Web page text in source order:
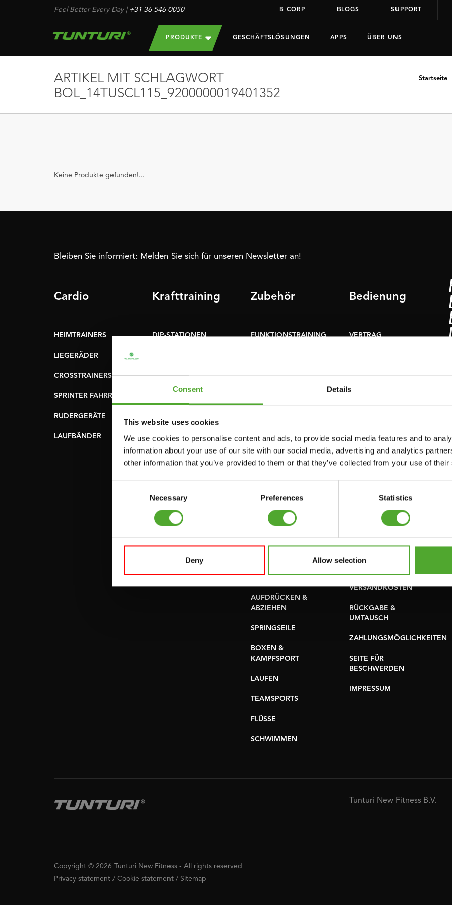
Consent Details
This website uses cookies
We use cookies to personalise content and ads, to provide social media features and to
information about your use of our site with our social media, advertising and analytics
other information that you’ve provided to them or that they’ve collected from your use of
Necessary Preferences Statistics
Deny Allow selection
Feel Better Every Day| +31 36 546 0050 B CORP BLOGS SUPPORT
PRODUKTE GESCHÄFTSLÖSUNGEN APPS ÜBER UNS
Startseite
ARTIKEL MIT SCHLAGWORT
BOL_14TUSCL115_9200000019401352
Keine Produkte gefunden!...
Bleiben Sie informiert: Melden Sie sich für unseren Newsletter an!
Cardio
HEIMTRAINERS
LIEGERÄDER
CROSSTRAINERS
SPRINTER FAHRRÄDER
RUDERGERÄTE
LAUFBÄNDER
Krafttraining
DIP-STATIONEN
LEVERAGE GYMS
FLACHE BÄNKE
KRAFSTATIONEN
SMITH-MASCHINEN
UMLENKSTATIONEN
FITNESS-RACKS
Zubehör
FUNKTIONSTRAINING
GEWICHTE
SUPPORT
YOGA & PILATES
MINIBIKES/AEROBIC-
TRAINER
AUFDRÜCKEN &
ABZIEHEN
SPRINGSEILE
BOXEN &
KAMPFSPORT
LAUFEN
TEAMSPORTS
FLÜSSE
SCHWIMMEN
Bedienung
VERTRAG
AKTUELLE
ALTE HANDBÜCHER
PROBLEM BERICHTEN
GARANTIE &
BEDINGUNGEN UND
KONDITIONEN
VERSANDKOSTEN
RÜCKGABE &
UMTAUSCH
ZAHLUNGSMÖGLICHKEITEN
SEITE FÜR
BESCHWERDEN
IMPRESSUM
Tunturi New Fitness B.V.
Copyright © 2026 Tunturi New Fitness - All rights reserved
Privacy statement / Cookie statement / Sitemap